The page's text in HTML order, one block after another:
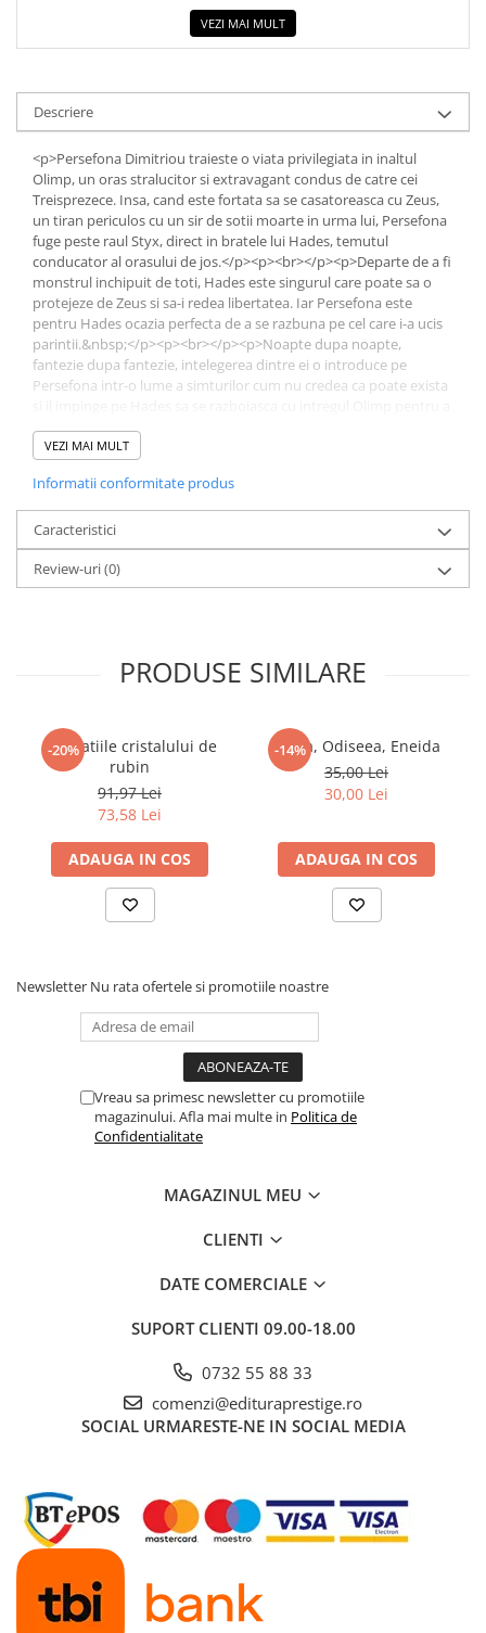
VEZI MAI MULT
Descriere
<p>Persefona Dimitriou traieste o viata privilegiata in inaltul
Olimp, un oras stralucitor si extravagant condus de catre cei
Treisprezece. Insa, cand este fortata sa se casatoreasca cu Zeus,
un tiran periculos cu un sir de sotii moarte in urma lui, Persefona
fuge peste raul Styx, direct in bratele lui Hades, temutul
conducator al orasului de jos.</p><p><br></p><p>Departe de a fi
monstrul inchipuit de toti, Hades este singurul care poate sa o
protejeze de Zeus si sa-i redea libertatea. Iar Persefona este
pentru Hades ocazia perfecta de a se razbuna pe cel care i-a ucis
parintii.&nbsp;</p><p><br></p><p>Noapte dupa noapte,
fantezie dupa fantezie, intelegerea dintre ei o introduce pe
Persefona intr-o lume a simturilor cum nu credea ca poate exista
o tine aproape.</p><p>&nbsp;</p><p>
<strong>Recenzii</strong></p><p><br></p><p><strong><em>Un
pur! Cel mai delicios, irezistibil si incendiar pacat pe care iti place
sa-l comiti din toata inima si in mod voluntar!</p><p>Hades si
Persefona pot da foc intregului Olimp cu relatia lor incendiara in
care se topesc. In pat pot declansa cutremurul care va zgudui
intregul univers.â€ť - Nilufer Ozmekik, Goodreads</p><p>&nbsp;
</p><p><strong><em>Scene mai fierbinti decat Zeul
pentru care au fost inventate povestile de dragoste.â€ť â€“
fierbinte</em></strong></p><p>â€žDelicios de inventiva...
Aceasta poveste de dragoste fierbinte te cucereste.â€ť</p><p>
<em>Publishers Weekly STARRED Review</em></p>
VEZI MAI MULT
Informatii conformitate produs
Caracteristici
Review-uri(0)
PRODUSE SIMILARE
-20%
Revelatiile cristalului de
rubin
91,97 Lei
73,58 Lei
ADAUGA IN COS
-14%
Iliada, Odiseea, Eneida
35,00 Lei
30,00 Lei
ADAUGA IN COS
Newsletter Nu rata ofertele si promotiile noastre
Vreau sa primesc newsletter cu promotiile
magazinului. Afla mai multe in Politica de
Confidentialitate
MAGAZINUL MEU
CLIENTI
DATE COMERCIALE
SUPORT CLIENTI 09.00-18.00
0732 55 88 33
comenzi@edituraprestige.ro
SOCIAL URMARESTE-NE IN SOCIAL MEDIA